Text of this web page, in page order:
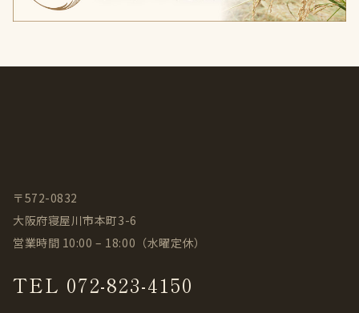
〒572-0832
大阪府寝屋川市本町3-6
営業時間 10:00 – 18:00（水曜定休）
TEL 072-823-4150